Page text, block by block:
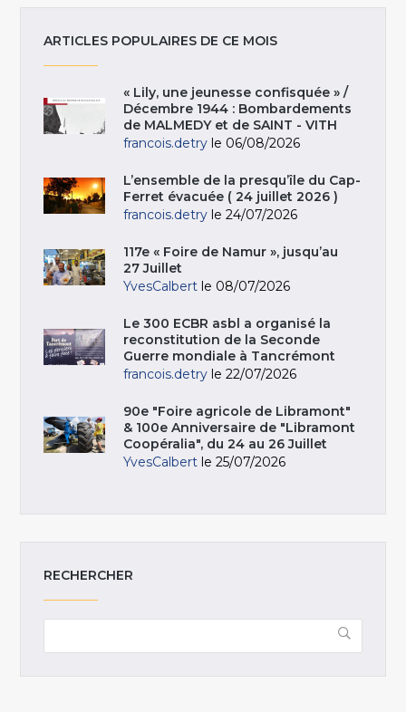
ARTICLES POPULAIRES DE CE MOIS
« Lily, une jeunesse confisquée » /
Décembre 1944 : Bombardements
de MALMEDY et de SAINT - VITH
francois.detry le 06/08/2026
L’ensemble de la presqu’île du Cap-
Ferret évacuée ( 24 juillet 2026 )
francois.detry le 24/07/2026
117e « Foire de Namur », jusqu’au
27 Juillet
YvesCalbert le 08/07/2026
Le 300 ECBR asbl a organisé la
reconstitution de la Seconde
Guerre mondiale à Tancrémont
francois.detry le 22/07/2026
90e "Foire agricole de Libramont"
& 100e Anniversaire de "Libramont
Coopéralia", du 24 au 26 Juillet
YvesCalbert le 25/07/2026
RECHERCHER